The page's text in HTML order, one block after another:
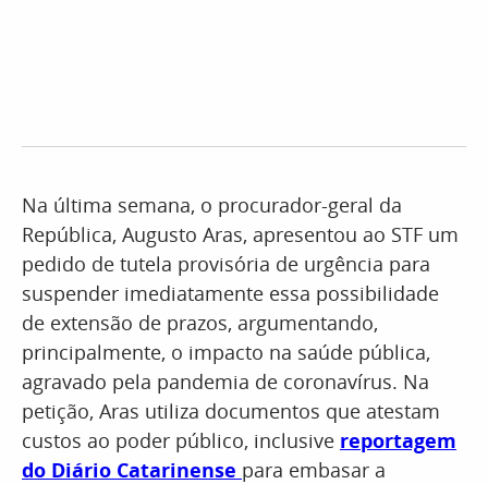
Na última semana, o procurador-geral da
República, Augusto Aras, apresentou ao STF um
pedido de tutela provisória de urgência para
suspender imediatamente essa possibilidade
de extensão de prazos, argumentando,
principalmente, o impacto na saúde pública,
agravado pela pandemia de coronavírus. Na
petição, Aras utiliza documentos que atestam
custos ao poder público, inclusive reportagem
do Diário Catarinense para embasar a